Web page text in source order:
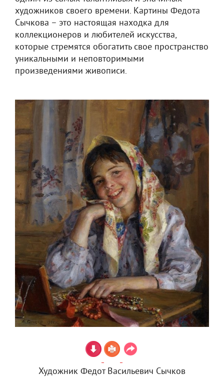
художников своего времени. Картины Федота
Сычкова – это настоящая находка для
коллекционеров и любителей искусства,
которые стремятся обогатить свое пространство
уникальными и неповторимыми
произведениями живописи.
Художник Федот Васильевич Сычков